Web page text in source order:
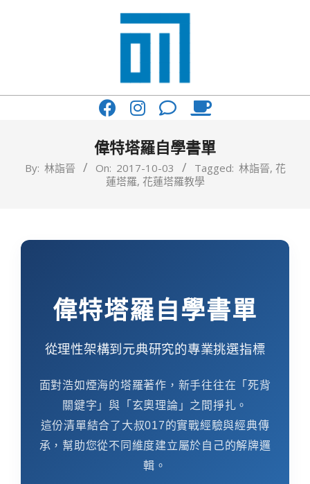
017
你
咖
偉特塔羅自學書單
By: 林詣晉 On: 2017-10-03 Tagged: 林詣晉, 花
蓮塔羅, 花蓮塔羅教學
偉特塔羅自學書單
從理性架構到元典研究的專業挑選指標
面對浩如煙海的塔羅著作，新手往往在「死背
關鍵字」與「玄奧理論」之間掙扎。
這份清單結合了大叔017的實戰經驗與經典傳
承，幫助您從不同維度建立屬於自己的解牌邏
輯。